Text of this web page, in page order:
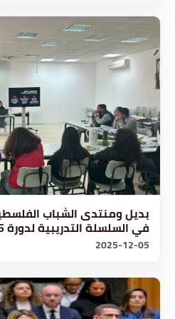
بديل ومنتدى الشباب
في السلسلة التدريبية لدورة 2025-2026
2025-12-05